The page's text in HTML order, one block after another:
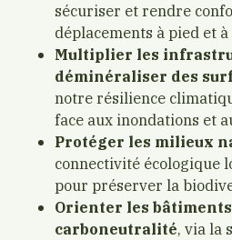
sécuriser et rendre
déplacements à pied et à
Multiplier les
déminéraliser des
notre résilience
face aux inondations et
Protéger les milieux
connectivité écologique
pour préserver la
Orienter les
carboneutralité, via la